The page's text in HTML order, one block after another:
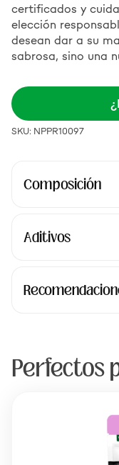
certificados y
elección
desean dar a su
sabrosa, sino una
SKU: NPPR10097
Composición
Aditivos
Perfectos